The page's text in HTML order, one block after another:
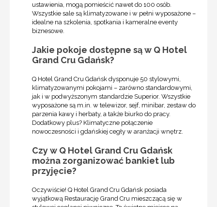
ustawienia, mogą pomieścić nawet do 100 osób.
Wszystkie sale są klimatyzowane i w pełni wyposażone –
idealne na szkolenia, spotkania i kameralne eventy
biznesowe.
Jakie pokoje dostępne są w Q Hotel
Grand Cru Gdańsk?
Q Hotel Grand Cru Gdańsk dysponuje 50 stylowymi,
klimatyzowanymi pokojami – zarówno standardowymi,
jak i w podwyższonym standardzie Superior. Wszystkie
wyposażone są m.in. w telewizor, sejf, minibar, zestaw do
parzenia kawy i herbaty, a także biurko do pracy.
Dodatkowy plus? Klimatyczne połączenie
nowoczesności i gdańskiej cegły w aranżacji wnętrz.
Czy w Q Hotel Grand Cru Gdańsk
można zorganizować bankiet lub
przyjęcie?
Oczywiście! Q Hotel Grand Cru Gdańsk posiada
wyjątkową Restaurację Grand Cru mieszczącą się w